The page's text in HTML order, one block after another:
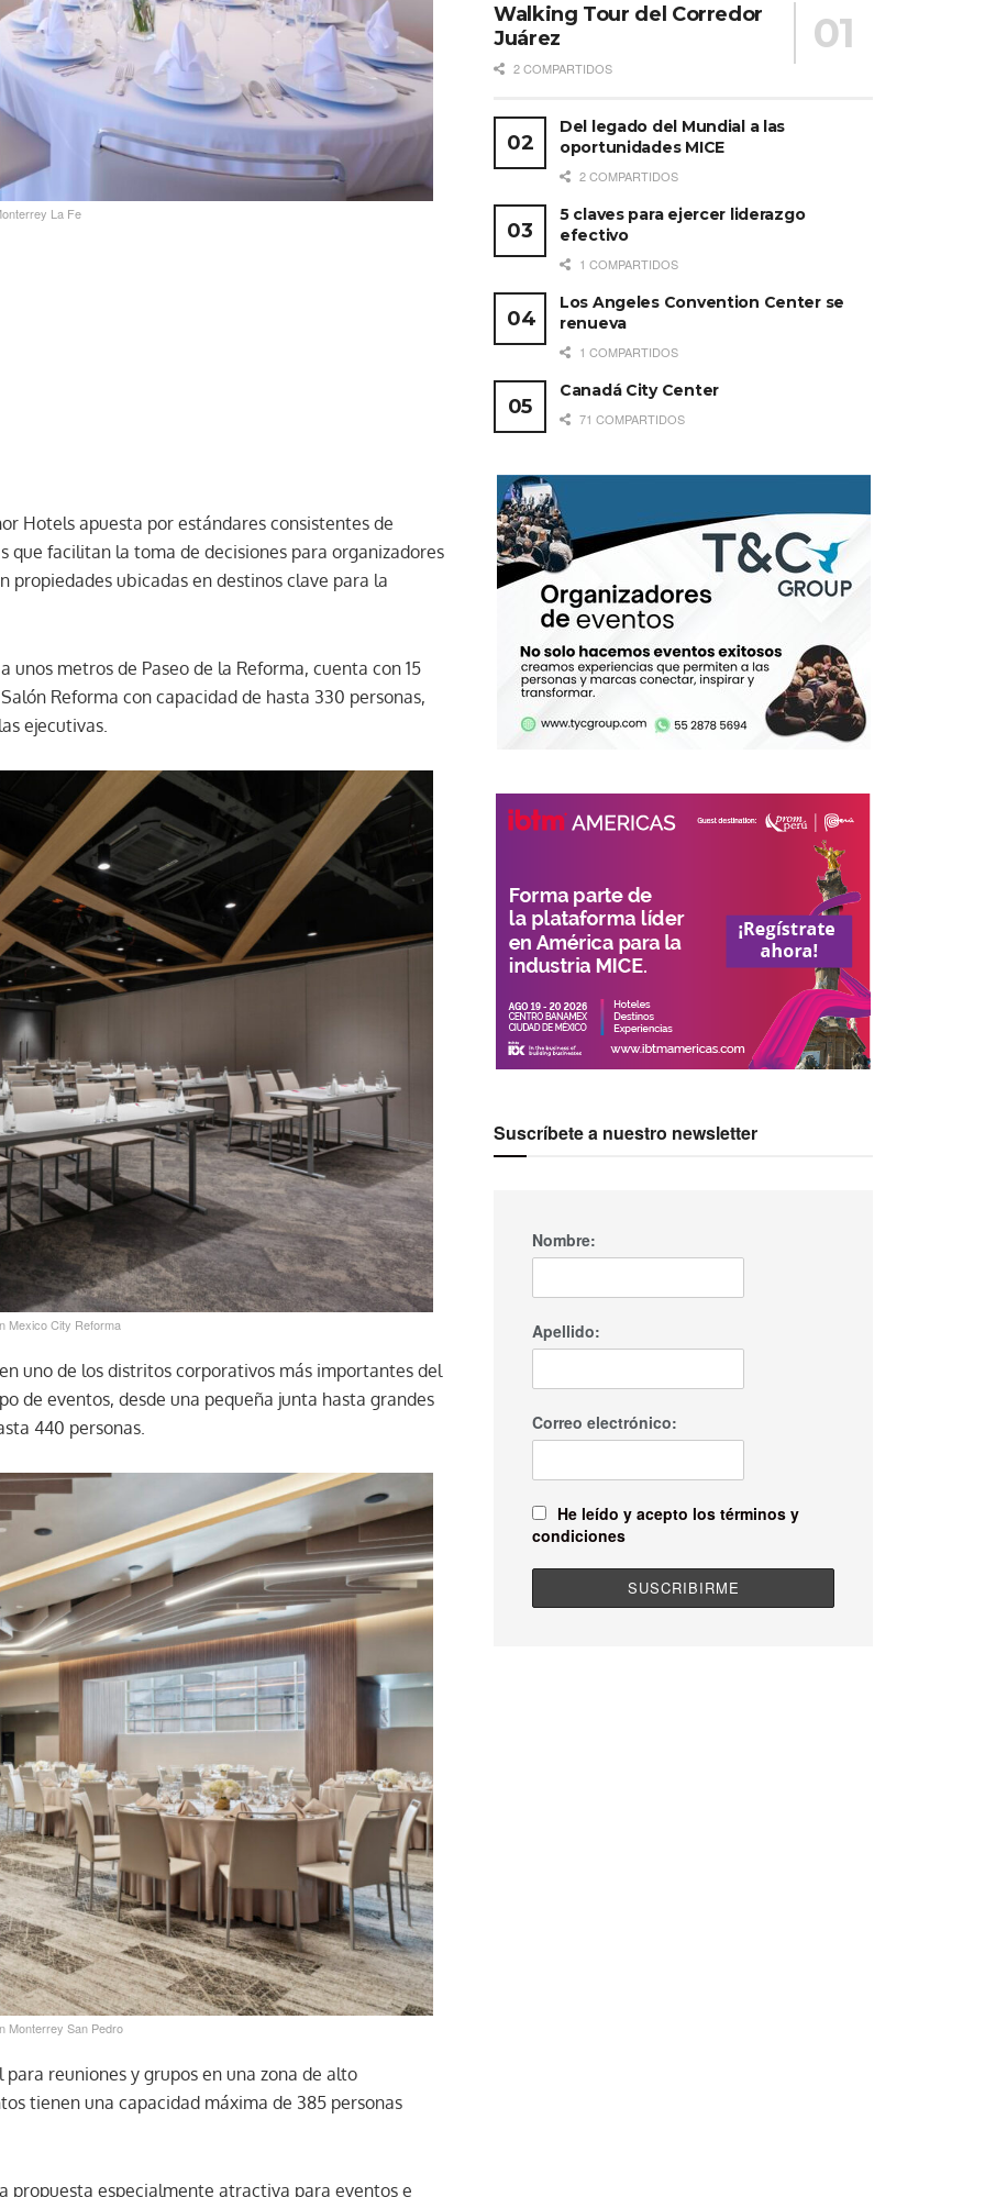
La Fe
Hotels apuesta por estándares consistentes de
que facilitan la toma de decisiones para organizadores
propiedades ubicadas en destinos clave para la
unos metros de Paseo de la Reforma, cuenta con 15
Reforma con capacidad de hasta 330 personas,
ejecutivas.
Mexico City Reforma
uno de los distritos corporativos más importantes del
de eventos, desde una pequeña junta hasta grandes
440 personas.
Monterrey San Pedro
reuniones y grupos en una zona de alto
tienen una capacidad máxima de 385 personas
propuesta especialmente atractiva para eventos e
Walking Tour del Corredor
Juárez
2 COMPARTIDOS
Del legado del Mundial a las
oportunidades MICE
2 COMPARTIDOS
5 claves para ejercer liderazgo
efectivo
1 COMPARTIDOS
Los Angeles Convention Center se
renueva
1 COMPARTIDOS
Canadá City Center
71 COMPARTIDOS
Suscríbete a nuestro newsletter
Nombre:
Apellido:
Correo electrónico:
He leído y acepto los términos y
condiciones